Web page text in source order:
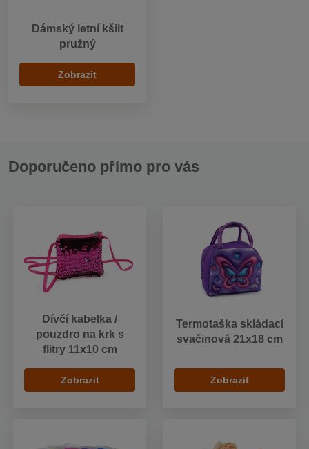
Dámský letní kšilt
pružný
Zobrazit
Doporučeno přímo pro vás
Dívčí kabelka /
pouzdro na krk s
flitry 11x10 cm
Zobrazit
Termotaška skládací
svačinová 21x18 cm
Zobrazit